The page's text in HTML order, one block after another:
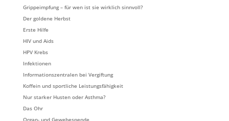
Grippeimpfung – für wen ist sie wirklich sinnvoll?
Der goldene Herbst
Erste Hilfe
HIV und Aids
HPV Krebs
Infektionen
Informationszentralen bei Vergiftung
Koffein und sportliche Leistungsfähigkeit
Nur starker Husten oder Asthma?
Das Ohr
Organ- und Gewebespende